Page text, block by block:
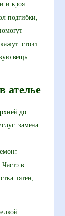
и кроя.
подгибки,
стоит
вещь.
ателье
до
замена
в
пятен,